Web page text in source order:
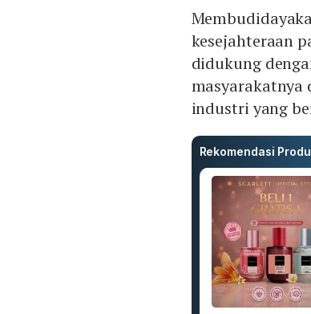
kesejahteraan
didukung
masyarakatnya
industri yang
Rekomendasi